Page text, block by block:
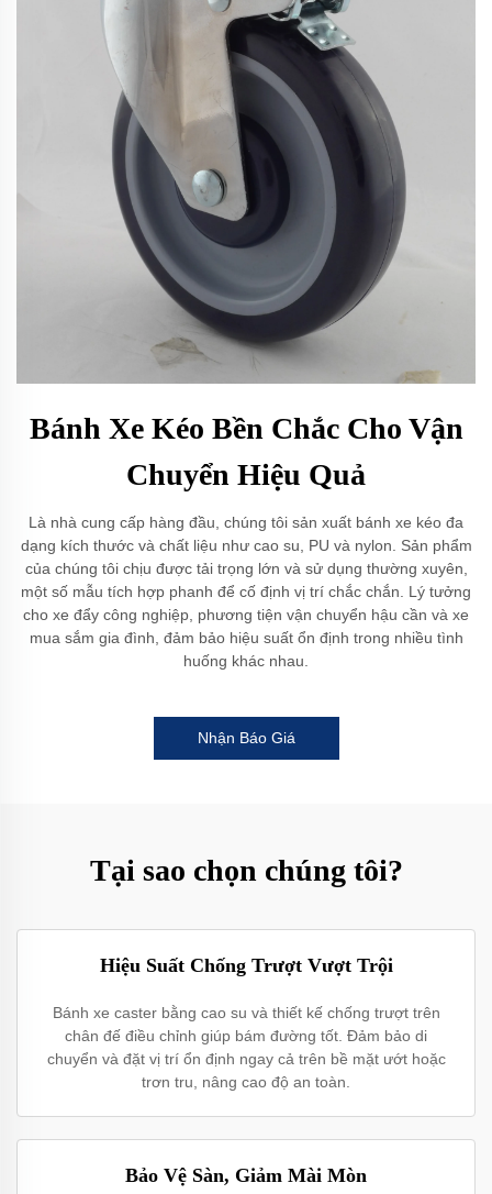
Bánh Xe Kéo Bền Chắc Cho Vận
Chuyển Hiệu Quả
Là nhà cung cấp hàng đầu, chúng tôi sản xuất bánh xe kéo đa
dạng kích thước và chất liệu như cao su, PU và nylon. Sản phẩm
của chúng tôi chịu được tải trọng lớn và sử dụng thường xuyên,
một số mẫu tích hợp phanh để cố định vị trí chắc chắn. Lý tưởng
cho xe đẩy công nghiệp, phương tiện vận chuyển hậu cần và xe
mua sắm gia đình, đảm bảo hiệu suất ổn định trong nhiều tình
huống khác nhau.
Nhận Báo Giá
Tại sao chọn chúng tôi?
Hiệu Suất Chống Trượt Vượt Trội
Bánh xe caster bằng cao su và thiết kế chống trượt trên
chân đế điều chỉnh giúp bám đường tốt. Đảm bảo di
chuyển và đặt vị trí ổn định ngay cả trên bề mặt ướt hoặc
trơn tru, nâng cao độ an toàn.
Bảo Vệ Sàn, Giảm Mài Mòn